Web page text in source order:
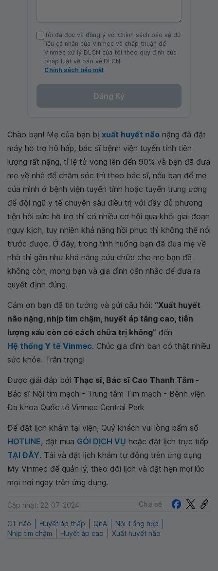
Tôi đã đọc và đồng ý với Chính sách bảo vệ dữ
liệu cá nhân của Vinmec và chấp thuận để
Vinmec xử lý DLCN của tôi theo quy định của
pháp luật về bảo vệ DLCN.
Chính sách bảo mật
Đăng Ký
Chào bạn! Mẹ của bạn bị xuất huyết não nặng đã đặt
máy hỗ trợ hô hấp, bác sĩ bệnh viện tuyến tỉnh tiên
lượng rất nặng, tỉ lệ tử vong lên đến 90% và bạn đã đưa
mẹ về nhà để chăm sóc thì theo bác sĩ, nếu bạn để mẹ
của mình ở bệnh viện tuyến tỉnh hoặc tuyến trung ương
để đội ngũ y tế chuyên sâu điều trị với đầy đủ phương
tiện hồi sức hỗ trợ thì có nhiều cơ hội qua khỏi giai đoạn
nguy kịch, tuy nhiên khả năng hồi phục thì không thể nói
trước được. Ở đây, trong tình huống bạn đã đưa mẹ về
nhà thì gần như khả năng cứu chữa cho mẹ bạn đã
không còn, mong bạn và gia đình cân nhắc để đưa ra
quyết định đúng.
Cảm ơn bạn đã tin tưởng và gửi câu hỏi: “Xuất huyết
não nặng, nhịp tim chậm, huyết áp tăng cao, tiên
lượng xấu còn có cách chữa trị không” đến
Hệ thống Y tế Vinmec. Chúc gia đình bạn có thật nhiều
sức khỏe. Trân trọng!
Được giải đáp bởi Thạc sĩ, Bác sĩ Cao Thanh Tâm -
Bác sĩ Nội tim mạch - Trung tâm Tim mạch - Bệnh viện
Đa khoa Quốc tế Vinmec Central Park
Để đặt lịch khám tại viện, Quý khách vui lòng bấm số
HOTLINE, đặt mua GÓI DỊCH VỤ hoặc đặt lịch trực tiếp
TẠI ĐÂY. Tải và đặt lịch khám tự động trên ứng dụng
My Vinmec để quản lý, theo dõi lịch và đặt hẹn mọi lúc
mọi nơi ngay trên ứng dụng.
Cập nhật: 22-07-2024 Chia sẻ
CT não Huyết áp thấp QnA
Nội Tổng hợp
Nhịp tim chậm
Huyết áp cao Xuất huyết não